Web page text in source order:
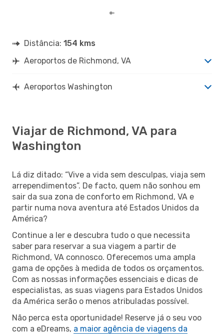
Distância: 154 kms
Aeroportos de Richmond, VA
Aeroportos Washington
Viajar de Richmond, VA para
Washington
Lá diz ditado: “Vive a vida sem desculpas, viaja sem
arrependimentos”. De facto, quem não sonhou em
sair da sua zona de conforto em Richmond, VA e
partir numa nova aventura até Estados Unidos da
América?
Continue a ler e descubra tudo o que necessita
saber para reservar a sua viagem a partir de
Richmond, VA connosco. Oferecemos uma ampla
gama de opções à medida de todos os orçamentos.
Com as nossas informações essenciais e dicas de
especialistas, as suas viagens para Estados Unidos
da América serão o menos atribuladas possível.
Não perca esta oportunidade! Reserve já o seu voo
com a eDreams, a maior agência de viagens da